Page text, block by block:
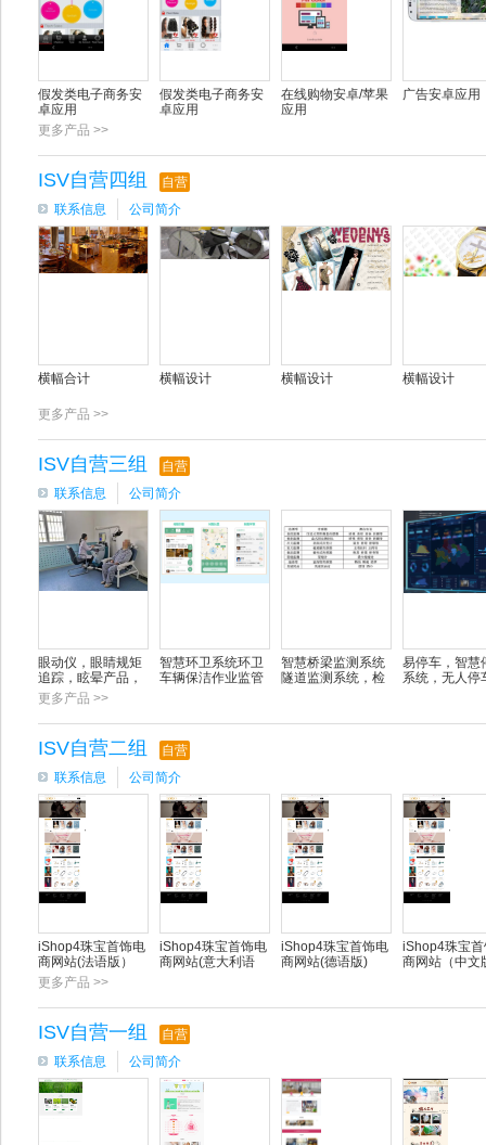
假发类电子商务安
卓应用
假发类电子商务安
卓应用
在线购物安卓/苹果
应用
广告安卓应用
更多产品 >>
ISV自营四组
自营
联系信息
公司简介
横幅合计 横幅设计 横幅设计 横幅设计
更多产品 >>
ISV自营三组
自营
联系信息
公司简介
眼动仪，眼睛规矩
追踪，眩晕产品，
眼动捕捉，便携式
眼动仪，眼动研究
研发，DEM-2000
智慧环卫系统环卫
车辆保洁作业监管
作业监管生活垃圾
智慧收运系统
智慧桥梁监测系统
隧道监测系统，检
健康管理系统
易停车，智慧
系统，无人停
车
更多产品 >>
ISV自营二组
自营
联系信息
公司简介
iShop4珠宝首饰电
商网站(法语版）
iShop4珠宝首饰电
商网站(意大利语
iShop4珠宝首饰电
商网站(德语版)
iShop4珠宝
商网站（中文
更多产品 >>
ISV自营一组
自营
联系信息
公司简介